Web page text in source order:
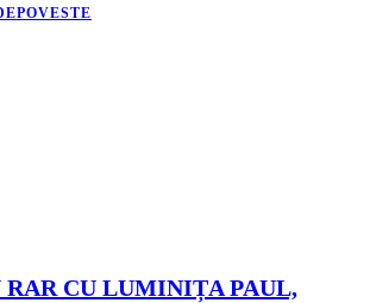
CU LUMINIȚA PAUL,